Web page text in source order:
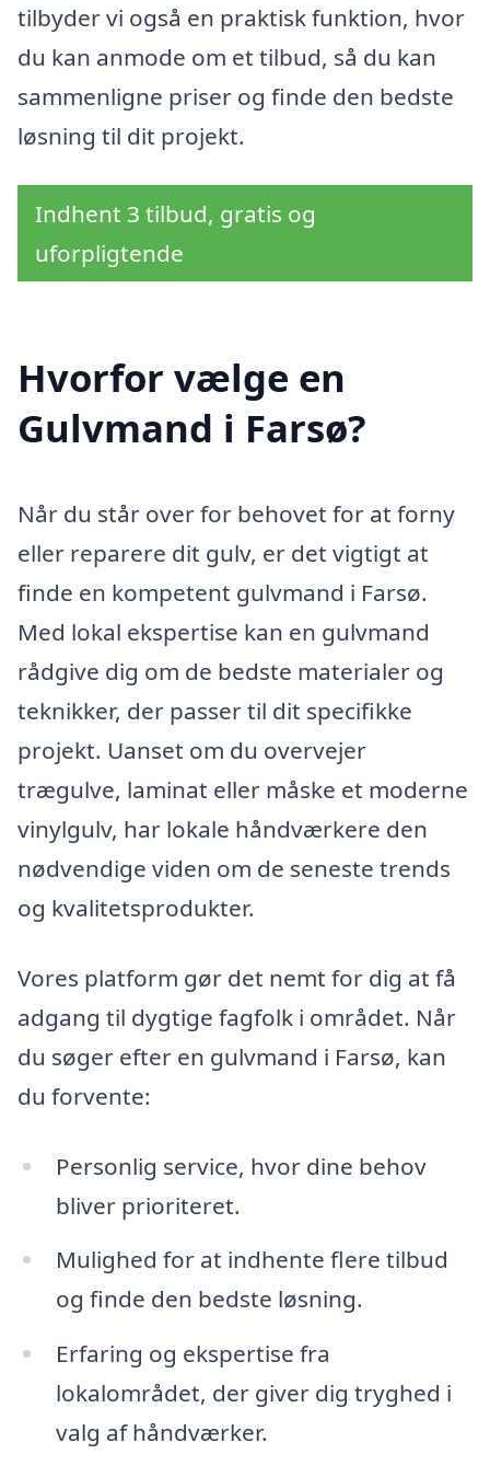
tilbyder vi også en praktisk funktion, hvor
du kan anmode om et tilbud, så du kan
sammenligne priser og finde den bedste
løsning til dit projekt.
Indhent 3 tilbud, gratis og
uforpligtende
Hvorfor vælge en
Gulvmand i Farsø?
Når du står over for behovet for at forny
eller reparere dit gulv, er det vigtigt at
finde en kompetent gulvmand i Farsø.
Med lokal ekspertise kan en gulvmand
rådgive dig om de bedste materialer og
teknikker, der passer til dit specifikke
projekt. Uanset om du overvejer
trægulve, laminat eller måske et moderne
vinylgulv, har lokale håndværkere den
nødvendige viden om de seneste trends
og kvalitetsprodukter.
Vores platform gør det nemt for dig at få
adgang til dygtige fagfolk i området. Når
du søger efter en gulvmand i Farsø, kan
du forvente:
Personlig service, hvor dine behov
bliver prioriteret.
Mulighed for at indhente flere tilbud
og finde den bedste løsning.
Erfaring og ekspertise fra
lokalområdet, der giver dig tryghed i
valg af håndværker.